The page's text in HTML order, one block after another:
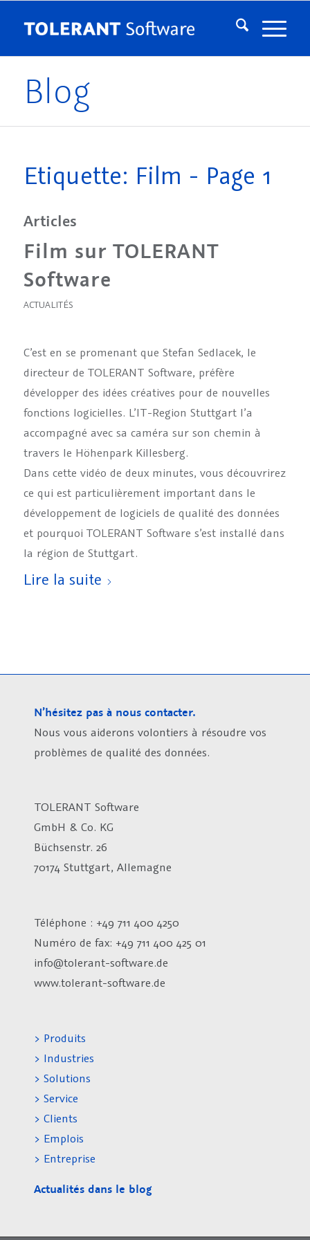
Blog
Etiquette: Film - Page 1
Articles
Film sur TOLERANT
Software
ACTUALITÉS
C’est en se promenant que Stefan Sedlacek, le
directeur de TOLERANT Software, préfère
développer des idées créatives pour de nouvelles
fonctions logicielles. L’IT-Region Stuttgart l’a
accompagné avec sa caméra sur son chemin à
travers le Höhenpark Killesberg.
Dans cette vidéo de deux minutes, vous découvrirez
ce qui est particulièrement important dans le
développement de logiciels de qualité des données
et pourquoi TOLERANT Software s’est installé dans
la région de Stuttgart.
Lire la suite
N’hésitez pas à nous contacter.
Nous vous aiderons volontiers à résoudre vos
problèmes de qualité des données.
TOLERANT Software
GmbH & Co. KG
Büchsenstr. 26
70174 Stuttgart, Allemagne
Téléphone : +49 711 400 4250
Numéro de fax: +49 711 400 425 01
info@tolerant-software.de
www.tolerant-software.de
> Produits
> Industries
> Solutions
> Service
> Clients
> Emplois
> Entreprise
Actualités dans le blog